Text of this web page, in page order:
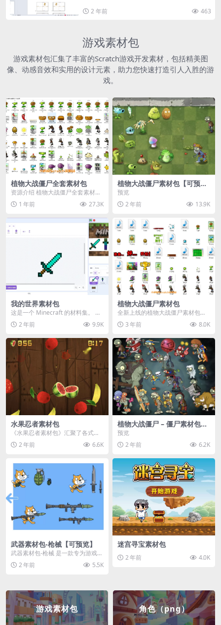
2 年前 463
游戏素材包
游戏素材包汇集了丰富的Scratch游戏开发素材，包括精美图
像、动感音效和实用的设计元素，助力您快速打造引人入胜的游
戏。
植物大战僵尸全套素材包
资源介绍 植物大战僵尸全套素材
包，包含227个丰富多样的素材，
涵盖角色、背景、动...
1 年前 27.3K
植物大战僵尸素材包【可预
览】
预览
2 年前
13.9K
我的世界素材包
这是一个 Minecraft 的材料集。 操
作方法如下： 工具 → 右箭头 怪物...
2 年前 9.9K
植物大战僵尸素材包
全新上线的植物大战僵尸素材包，
内含48个精选资源，涵盖角色、场
景、音效等多样内容...
3 年前 8.0K
水果忍者素材包
《水果忍者素材包》汇聚了各式鲜
美诱人的水果图像与清脆悦耳的切
割音效，专为追求极致...
2 年前 6.6K
植物大战僵尸 – 僵尸素材包
【可预览】
预览
2 年前
6.2K
武器素材包-枪械【可预览】
武器素材包-枪械 是一款专为游戏开
发者和创作者设计的素材包，包含
多种高质量的枪械...
2 年前 5.5K
迷宫寻宝素材包
2 年前 4.0K
游戏素材包 角色（png）